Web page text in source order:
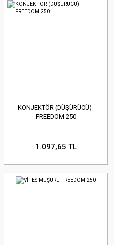
KONJEKTÖR (DÜŞÜRÜCÜ)-
FREEDOM 250
1.097,65 TL